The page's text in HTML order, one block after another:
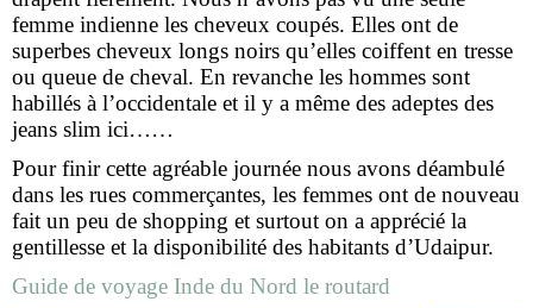
femme indienne les cheveux coupés. Elles ont de
superbes cheveux longs noirs qu’elles coiffent en tresse
ou queue de cheval. En revanche les hommes sont
habillés à l’occidentale et il y a même des adeptes des
jeans slim ici……
Pour finir cette agréable journée nous avons déambulé
dans les rues commerçantes, les femmes ont de nouveau
fait un peu de shopping et surtout on a apprécié la
gentillesse et la disponibilité des habitants d’Udaipur.
Guide de voyage Inde du Nord le routard